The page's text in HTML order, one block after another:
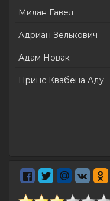
Милан Гавел
Адриан Зелькович
Адам Новак
Принс Квабена Аду